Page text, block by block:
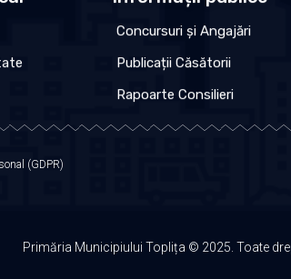
Concursuri și Angajări
Publicații Căsătorii
Rapoarte Consilieri
(GDPR)
Primăria Municipiului Toplița © 2025. Toate